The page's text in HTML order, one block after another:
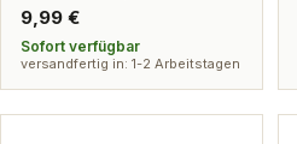
Regulärer
Preis
9,99 €
Sofort verfügbar
versandfertig in: 1-2 Arbeitstagen